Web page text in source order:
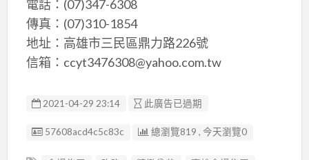
電話：(07)347-6308
傳真：(07)310-1854
地址：高雄市三民區鼎力路226號
信箱：ccyt3476308@yahoo.com.tw
2021-04-29 23:14 此廣告已過期
廣告编號
57608acd4c5c83c 總瀏覽819 , 今天瀏覽0